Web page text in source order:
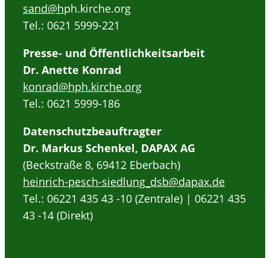
sand@hph.kirche.org
Tel.: 0621 5999-221
Presse- und Öffentlichkeitsarbeit
Dr. Anette Konrad
konrad@hph.kirche.org
Tel.: 0621 5999-186
Datenschutzbeauftragter
Dr. Markus Schenkel, DAPAX AG
(Beckstraße 8, 69412 Eberbach)
heinrich-pesch-siedlung_dsb@dapax.de
Tel.: 06221 435 43 -10 (Zentrale) | 06221 435
43 -14 (Direkt)